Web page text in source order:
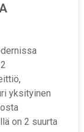
yksityinen
on 2 suurta